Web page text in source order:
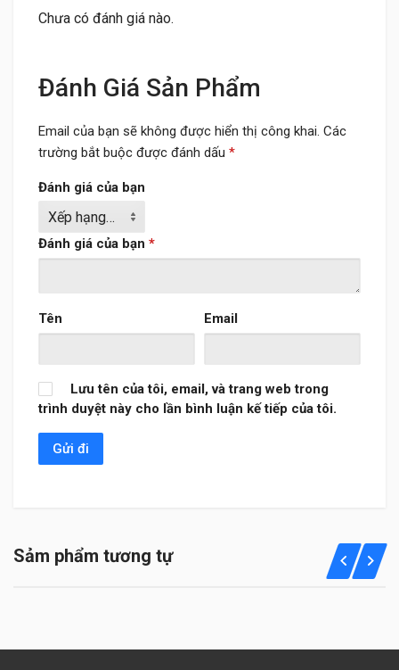
Chưa có đánh giá nào.
Đánh Giá Sản Phẩm
Email của bạn sẽ không được hiển thị công khai. Các
trường bắt buộc được đánh dấu *
Đánh giá của bạn
Đánh giá của bạn *
Tên Email
Lưu tên của tôi, email, và trang web trong
trình duyệt này cho lần bình luận kế tiếp của tôi.
Sảm phẩm tương tự